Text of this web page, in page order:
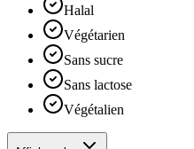
Halal
Végétarien
Sans sucre
Sans lactose
Végétalien